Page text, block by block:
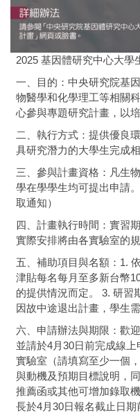
2025 基因體研究中心大學
一、目的：中央研究院基
物醫學和化學理工等相關
心參與專題研究計畫，以
二、執行方式：提供優良
具研究潛力的大學生完成
三、參與計畫資格：凡生
學在學學生均可提出申請
取通知）
四、計畫執行時間：實習
實際安排將由各實驗室的
五、補助項目與名額：1.
津貼每名每月至多新台幣
的提供情況而定。 3. 研習
因故中途退出計畫，學生
六、申請辦法與期限：歡
並請於4月30日前完成線
實驗室（請填寫至少一個
與動機及預期目標說明，
推薦函或其他可增加錄取
長於4月30日報名截止日